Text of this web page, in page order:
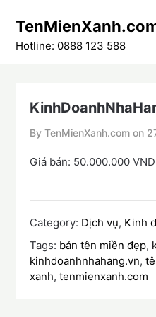
content
Hotline: 0888 123 588
By TenMienXanh.com on
Giá bán: 50.000.000 VND
Category: Dịch vụ, Kinh
Tags: bán tên miền đẹp,
kinhdoanhnhahang.vn,
xanh,tenmienxanh.com